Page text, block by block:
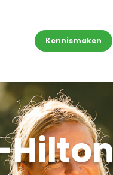
Kennismaken
Hilton